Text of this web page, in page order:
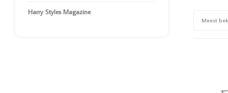
Harry Styles Magazine
Meest